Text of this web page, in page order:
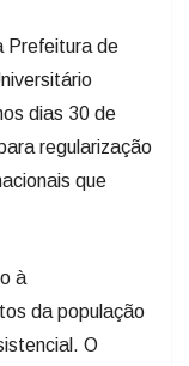
Prefeitura de
dias 30 de
regularização
que
à
da população
O